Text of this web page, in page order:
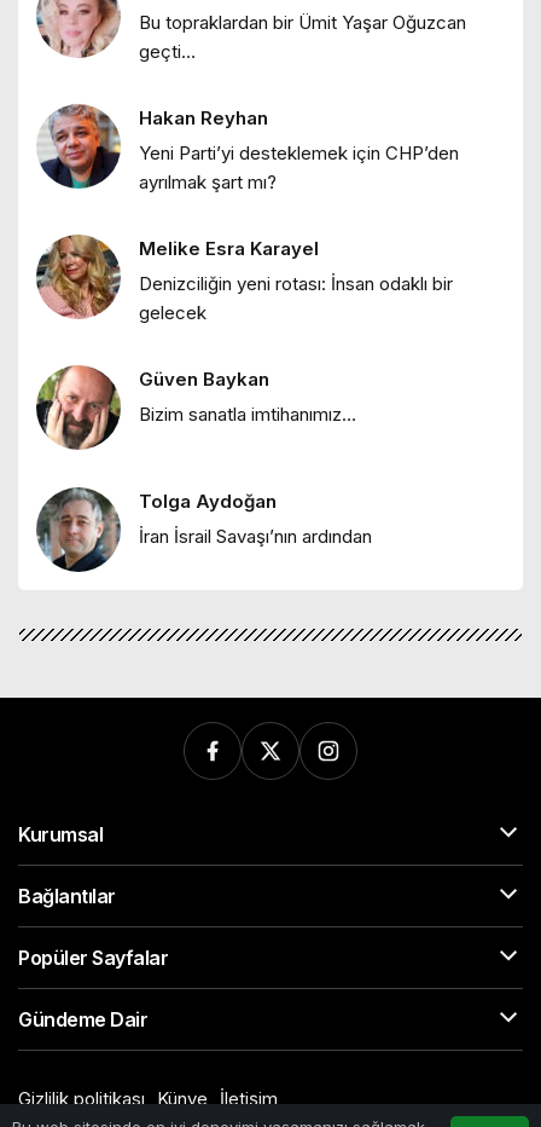
Ebru Bozcuk
"Bir sabah ilüzyonu…"
Ebru Bozcuk
"Bir zamanlar İstanbul: Eski İstanbul
Ebru Bozcuk
"Lilith efsanesi"
Melike Esra Karayel
Ebru Bozcuk
Bu topraklardan bir Ümit Yaşar Oğuzcan
geçti…
Hakan Reyhan
Yeni Parti’yi desteklemek için CHP’den
ayrılmak şart mı?
Melike Esra Karayel
Denizciliğin yeni rotası: İnsan odaklı bir
gelecek
Güven Baykan
Bizim sanatla imtihanımız…
Tolga Aydoğan
İran İsrail Savaşı’nın ardından
Kurumsal
Bağlantılar
Popüler Sayfalar
Gündeme Dair
Gizlilik politikası Künye İletişim
© Telif Hakkı 2026, Tüm Hakları Saklıdır